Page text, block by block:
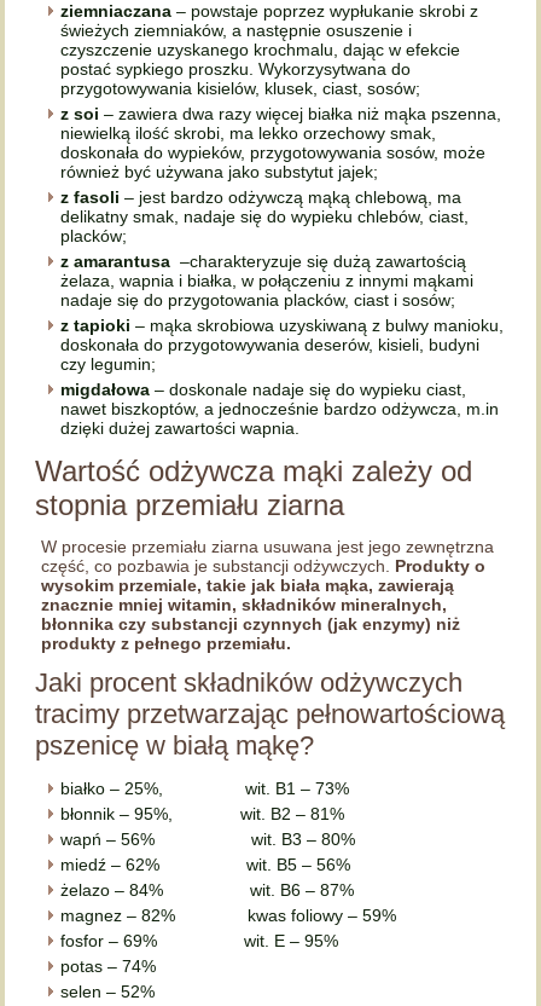
ziemniaczana – powstaje poprzez wypłukanie skrobi z
świeżych ziemniaków, a następnie osuszenie i
czyszczenie uzyskanego krochmalu, dając w efekcie
postać sypkiego proszku. Wykorzysytwana do
przygotowywania kisielów, klusek, ciast, sosów;
z soi – zawiera dwa razy więcej białka niż mąka pszenna,
niewielką ilość skrobi, ma lekko orzechowy smak,
doskonała do wypieków, przygotowywania sosów, może
również być używana jako substytut jajek;
z fasoli – jest bardzo odżywczą mąką chlebową, ma
delikatny smak, nadaje się do wypieku chlebów, ciast,
placków;
z amarantusa –charakteryzuje się dużą zawartością
żelaza, wapnia i białka, w połączeniu z innymi mąkami
nadaje się do przygotowania placków, ciast i sosów;
z tapioki – mąka skrobiowa uzyskiwaną z bulwy manioku,
doskonała do przygotowywania deserów, kisieli, budyni
czy legumin;
migdałowa – doskonale nadaje się do wypieku ciast,
nawet biszkoptów, a jednocześnie bardzo odżywcza, m.in
dzięki dużej zawartości wapnia.
Wartość odżywcza mąki zależy od
stopnia przemiału ziarna
W procesie przemiału ziarna usuwana jest jego zewnętrzna
część, co pozbawia je substancji odżywczych. Produkty o
wysokim przemiale, takie jak biała mąka, zawierają
znacznie mniej witamin, składników mineralnych,
błonnika czy substancji czynnych (jak enzymy) niż
produkty z pełnego przemiału.
Jaki procent składników odżywczych
tracimy przetwarzając pełnowartościową
pszenicę w białą mąkę?
białko – 25%, wit. B1 – 73%
błonnik – 95%, wit. B2 – 81%
wapń – 56% wit. B3 – 80%
miedź – 62% wit. B5 – 56%
żelazo – 84% wit. B6 – 87%
magnez – 82% kwas foliowy – 59%
fosfor – 69% wit. E – 95%
potas – 74%
selen – 52%